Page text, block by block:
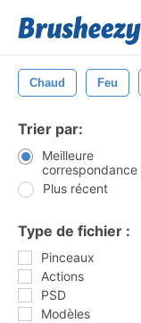
Chaud Feu
Trier par:
Meilleure
correspondance
Plus récent
Type de fichier :
Pinceaux
Actions
PSD
Modèles